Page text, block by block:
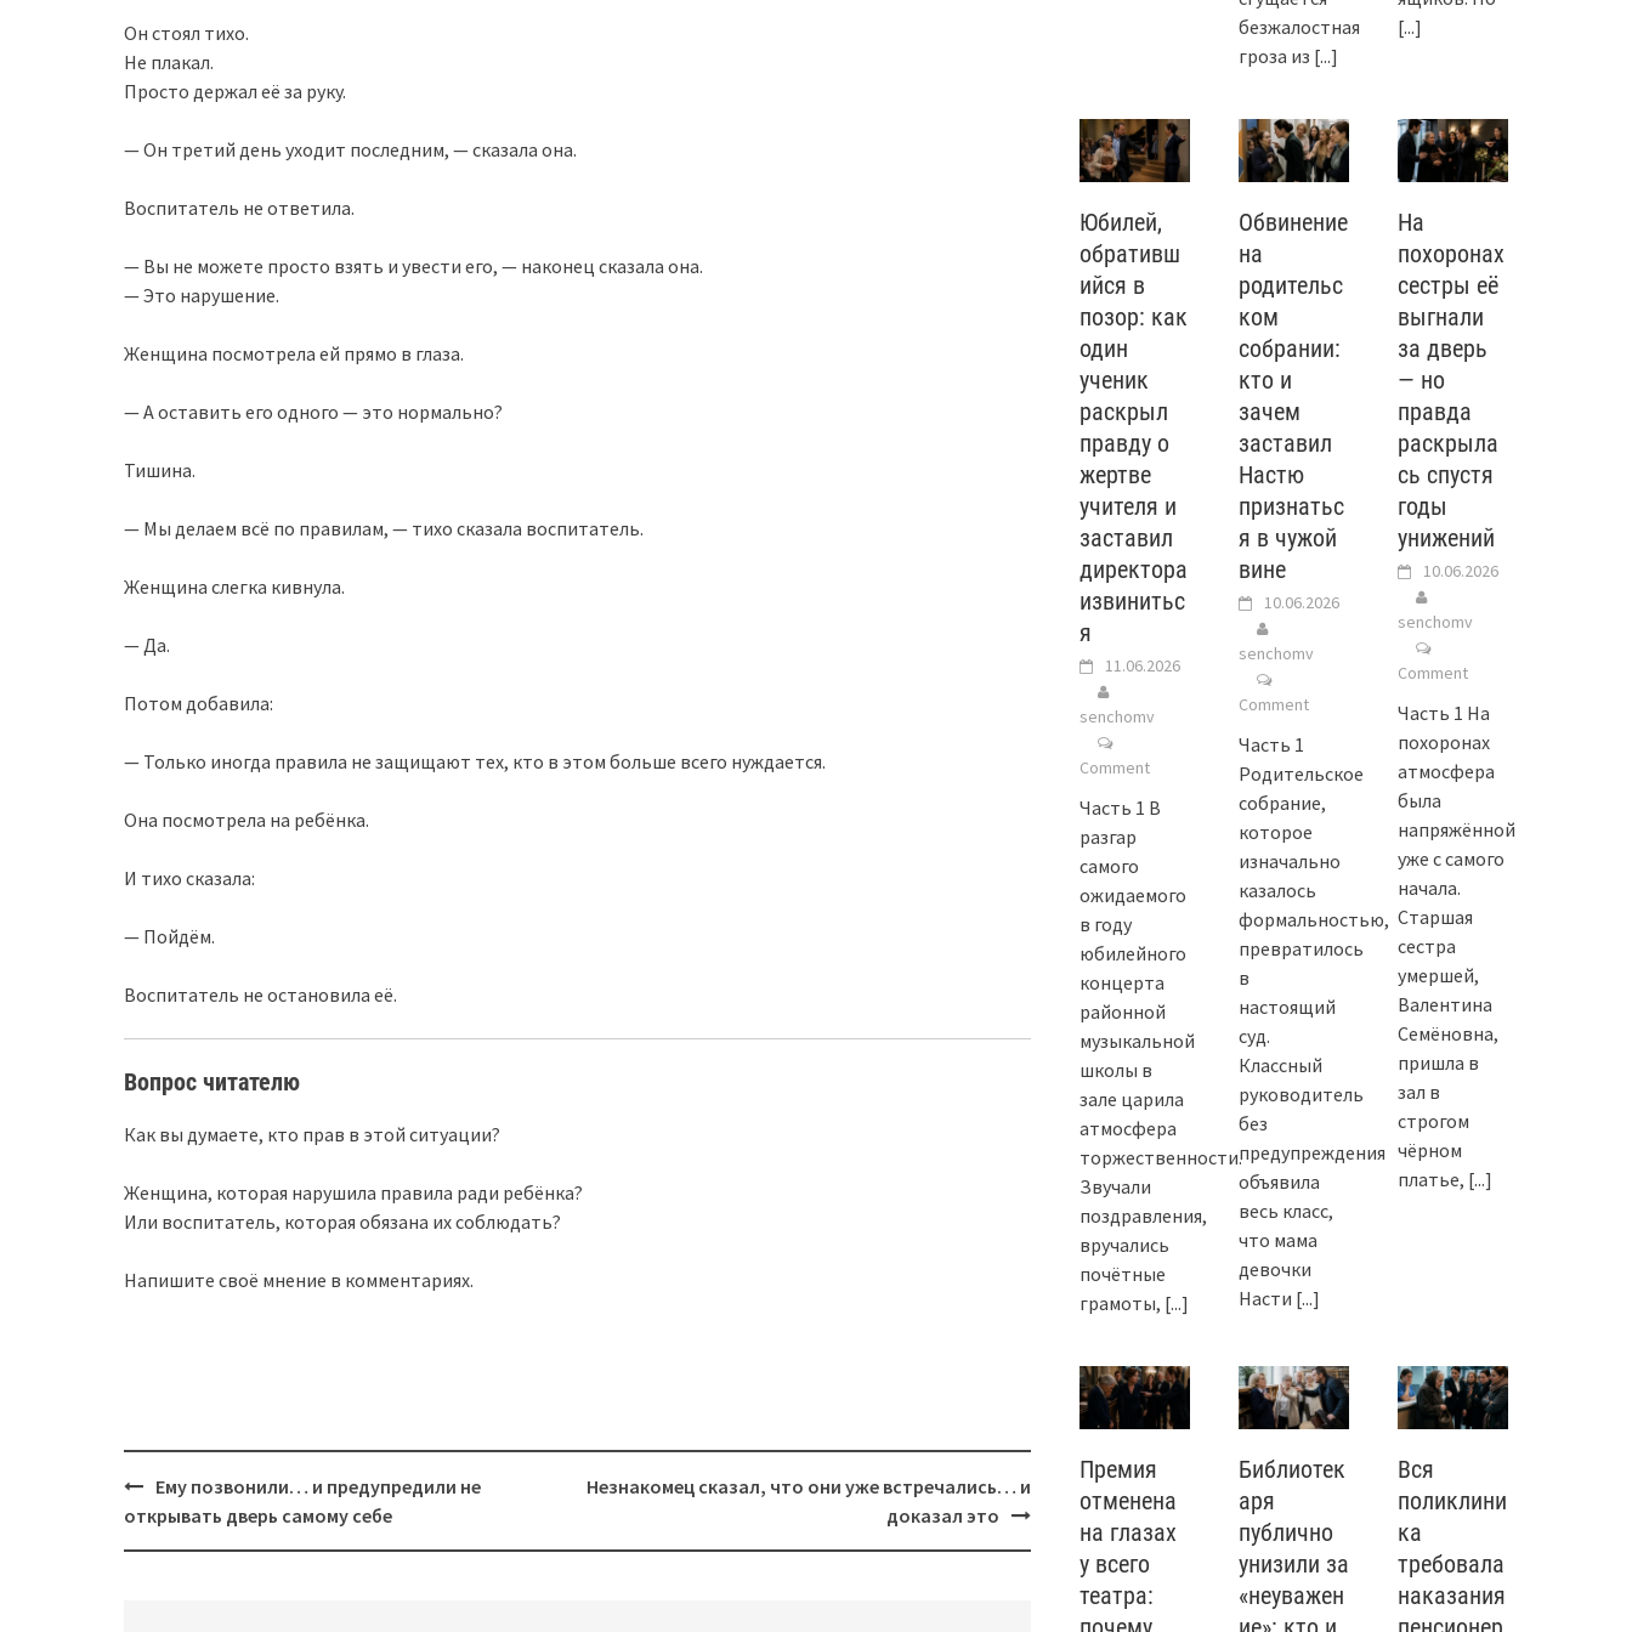
Он стоял тихо.
Не плакал.
Просто держал её за руку.
— Он третий день уходит последним, — сказала она.
Воспитатель не ответила.
— Вы не можете просто взять и увести его, — наконец сказала она.
— Это нарушение.
Женщина посмотрела ей прямо в глаза.
— А оставить его одного — это нормально?
Тишина.
— Мы делаем всё по правилам, — тихо сказала воспитатель.
Женщина слегка кивнула.
— Да.
Потом добавила:
— Только иногда правила не защищают тех, кто в этом больше всего нуждается.
Она посмотрела на ребёнка.
И тихо сказала:
— Пойдём.
Воспитатель не остановила её.
Вопрос читателю
Как вы думаете, кто прав в этой ситуации?
Женщина, которая нарушила правила ради ребёнка?
Или воспитатель, которая обязана их соблюдать?
Напишите своё мнение в комментариях.
Post
navigation
Ему позвонили… и предупредили не
открывать дверь самому себе
Незнакомец сказал, что они уже встречались… и
доказал это
безжалостная
гроза из [...]
[...]
Юбилей,
обративш
ийся в
позор: как
один
ученик
раскрыл
правду о
жертве
учителя и
заставил
директора
извинитьс
я
11.06.2026
senchomv
Comment
Часть 1 В
разгар
самого
ожидаемого
в году
юбилейного
концерта
районной
музыкальной
школы в
зале царила
атмосфера
торжественности.
Звучали
поздравления,
вручались
почётные
грамоты, [...]
Обвинение
на
родительс
ком
собрании:
кто и
зачем
заставил
Настю
признатьс
я в чужой
вине
10.06.2026
senchomv
Comment
Часть 1
Родительское
собрание,
которое
изначально
казалось
формальностью,
превратилось
в
настоящий
суд.
Классный
руководитель
без
предупреждения
объявила
весь класс,
что мама
девочки
Насти [...]
На
похоронах
сестры её
выгнали
за дверь
— но
правда
раскрыла
сь спустя
годы
унижений
10.06.2026
senchomv
Comment
Часть 1 На
похоронах
атмосфера
была
напряжённой
уже с самого
начала.
Старшая
сестра
умершей,
Валентина
Семёновна,
пришла в
зал в
строгом
чёрном
платье, [...]
Премия
отменена
на глазах
у всего
театра:
Библиотек
аря
публично
унизили за
«неуважен
Вся
поликлини
ка
требовала
наказания